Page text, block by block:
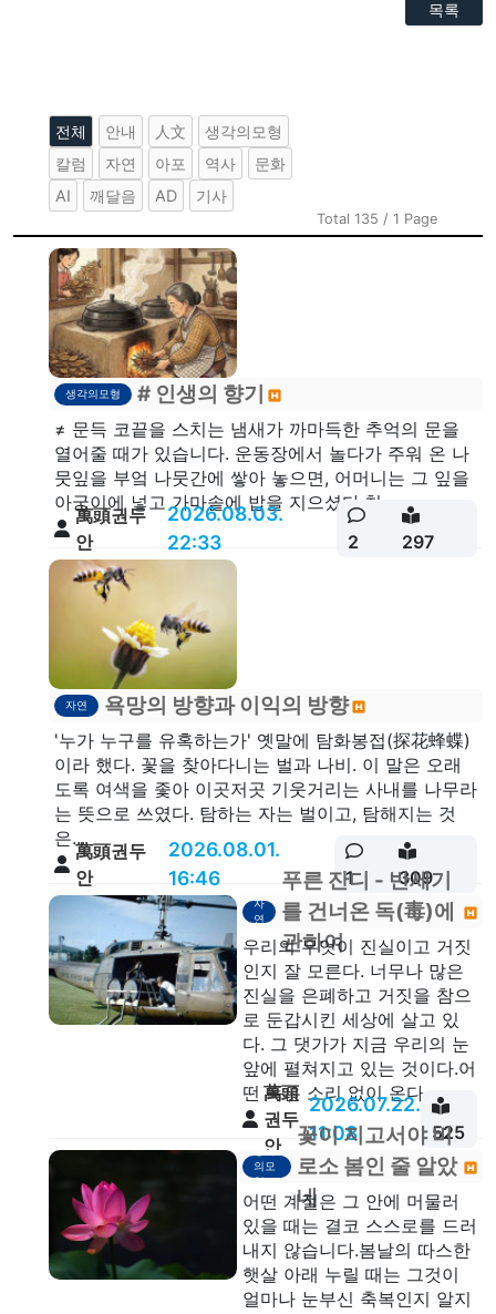
목록
전체 안내 人文
생각의모형
칼럼
자연 아포 역사
문화
AI
깨달음 AD 기사
Total 135 / 1 Page
생각의모형 # 인생의 향기
≠ 문득 코끝을 스치는 냄새가 까마득한 추억의 문을
열어줄 때가 있습니다. 운동장에서 놀다가 주워 온 나
뭇잎을 부엌 나뭇간에 쌓아 놓으면, 어머니는 그 잎을
아궁이에 넣고 가마솥에 밥을 지으셨다.천...
萬頭권두
안
2026.08.03.
22:33
2 297
자연 욕망의 방향과 이익의 방향
'누가 누구를 유혹하는가' 옛말에 탐화봉접(探花蜂蝶)
이라 했다. 꽃을 찾아다니는 벌과 나비. 이 말은 오래
도록 여색을 좇아 이곳저곳 기웃거리는 사내를 나무라
는 뜻으로 쓰였다. 탐하는 자는 벌이고, 탐해지는 것
은...
萬頭권두
안
2026.08.01.
16:46
1 309
자
연
푸른 잔디 - 반세기
를 건너온 독(毒)에
관하여
우리의 무엇이 진실이고 거짓
인지 잘 모른다. 너무나 많은
진실을 은폐하고 거짓을 참으
로 둔갑시킨 세상에 살고 있
다. 그 댓가가 지금 우리의 눈
앞에 펼쳐지고 있는 것이다.어
떤 독은 소리 없이 온다....
萬頭
권두
안
2026.07.22.
11:08
525
생각
의모
형
꽃이 지고서야 비
로소 봄인 줄 알았
네
어떤 계절은 그 안에 머물러
있을 때는 결코 스스로를 드러
내지 않습니다.봄날의 따스한
햇살 아래 누릴 때는 그것이
얼마나 눈부신 축복인지 알지